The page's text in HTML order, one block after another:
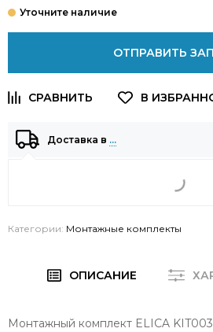
ОТПРАВИТЬ
Доставка в …
Категории: Монтажные комплекты
ОПИСАНИЕ
Монтажный комплект ELICA